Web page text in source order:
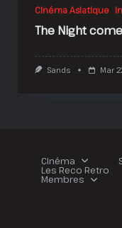
Cinéma Asiatique
The Night
Sands Mar
Cinéma
Les Reco Retro
Membres